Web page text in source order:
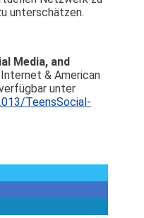
unterschätzen.
Media, and
Internet & American
unter
Teens­Social­